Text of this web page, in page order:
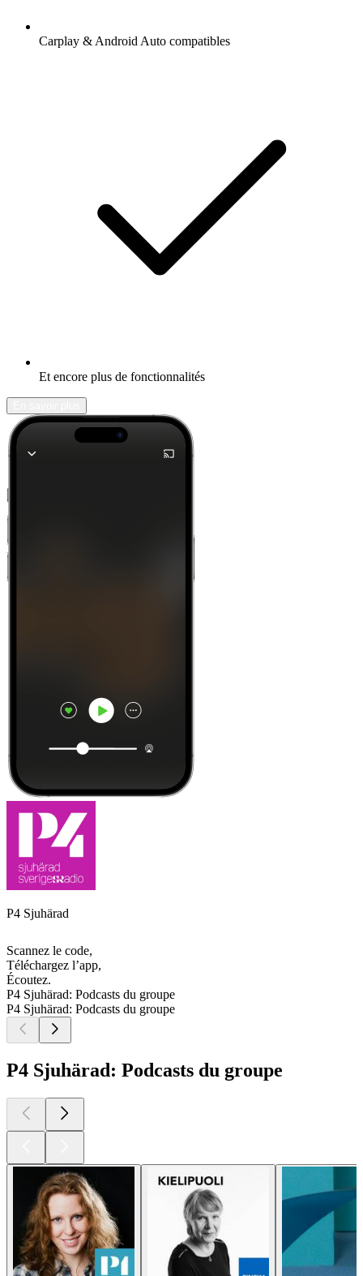
Carplay & Android Auto compatibles
Et encore plus de fonctionnalités
P4 Sjuhärad
Scannez le code,
Téléchargez l’app,
Écoutez.
P4 Sjuhärad: Podcasts du groupe
P4 Sjuhärad: Podcasts du groupe
P4 Sjuhärad: Podcasts du groupe